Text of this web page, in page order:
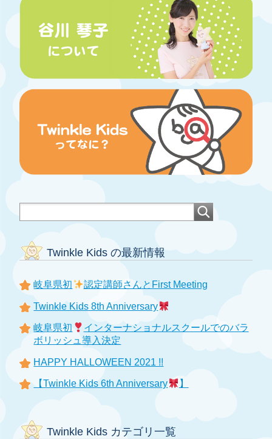
Twinkle Kids の最新情報
岐阜県初 認定講師さんとFirst Meeting
Twinkle Kids 8th Anniversary
岐阜県初
インターナショナルスクールでのバラ
ボリッシュ導入決定
HAPPY HALLOWEEN 2021 !!
【Twinkle Kids 6th Anniversary 】
Twinkle Kids カテゴリ一覧